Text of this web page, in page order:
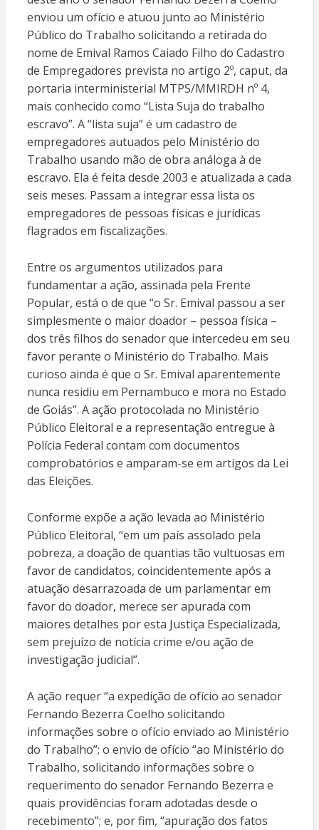
enviou um ofício e atuou junto ao Ministério
Público do Trabalho solicitando a retirada do
nome de Emival Ramos Caiado Filho do Cadastro
de Empregadores prevista no artigo 2º, caput, da
portaria interministerial MTPS/MMIRDH nº 4,
mais conhecido como “Lista Suja do trabalho
escravo”. A “lista suja” é um cadastro de
empregadores autuados pelo Ministério do
Trabalho usando mão de obra análoga à de
escravo. Ela é feita desde 2003 e atualizada a cada
seis meses. Passam a integrar essa lista os
empregadores de pessoas físicas e jurídicas
flagrados em fiscalizações.
​Entre os argumentos utilizados para
fundamentar a ação, assinada pela Frente
Popular, está o de que “o Sr. Emival passou a ser
simplesmente o maior doador – pessoa física –
dos três filhos do senador que intercedeu em seu
favor perante o Ministério do Trabalho. Mais
curioso ainda é que o Sr. Emival aparentemente
nunca residiu em Pernambuco e mora no Estado
de Goiás”. A ação protocolada no Ministério
Público Eleitoral e a representação entregue à
Polícia Federal contam com documentos
comprobatórios e amparam-se em artigos da Lei
das Eleições.
​Conforme expõe a ação levada ao Ministério
Público Eleitoral, “em um país assolado pela
pobreza, a doação de quantias tão vultuosas em
favor de candidatos, coincidentemente após a
atuação desarrazoada de um parlamentar em
favor do doador, merece ser apurada com
maiores detalhes por esta Justiça Especializada,
sem prejuízo de notícia crime e/ou ação de
investigação judicial”.
​A ação requer “a expedição de ofício ao senador
Fernando Bezerra Coelho solicitando
informações sobre o ofício enviado ao Ministério
do Trabalho”; o envio de ofício “ao Ministério do
Trabalho, solicitando informações sobre o
requerimento do senador Fernando Bezerra e
quais providências foram adotadas desde o
recebimento”; e, por fim, “apuração dos fatos